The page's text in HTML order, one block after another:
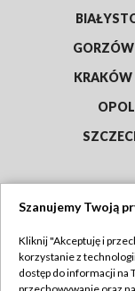
KRAKÓW
Szanujemy Twoją
Kliknij "Akceptuję i
korzystanie z
dostęp do informacji na